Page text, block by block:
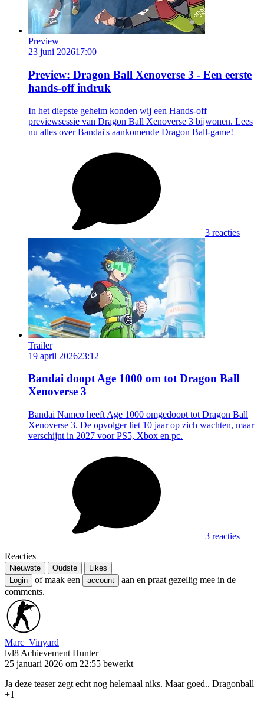
Preview
23 juni 202617:00
Preview: Dragon Ball Xenoverse 3 - Een eerste
hands-off indruk
In het diepste geheim konden wij een Hands-off
previewsessie van Dragon Ball Xenoverse 3 bijwonen. Lees
nu alles over Bandai's aankomende Dragon Ball-game!
3 reacties
Trailer
19 april 202623:12
Bandai doopt Age 1000 om tot Dragon Ball
Xenoverse 3
Bandai Namco heeft Age 1000 omgedoopt tot Dragon Ball
Xenoverse 3. De opvolger liet 10 jaar op zich wachten, maar
verschijnt in 2027 voor PS5, Xbox en pc.
3 reacties
Reacties
Nieuwste Oudste
Likes
Login
of maak een account
aan en praat gezellig mee in de
comments.
Marc_Vinyard
lvl8 Achievement Hunter
25 januari 2026 om 22:55 bewerkt
Ja deze teaser zegt echt nog helemaal niks. Maar goed.. Dragonball
+1